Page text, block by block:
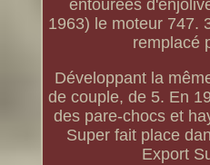
entourées
1963) le moteur 747.
remplacé
Développant la
de couple, de 5. En
des pare-chocs et
Super fait place
Export